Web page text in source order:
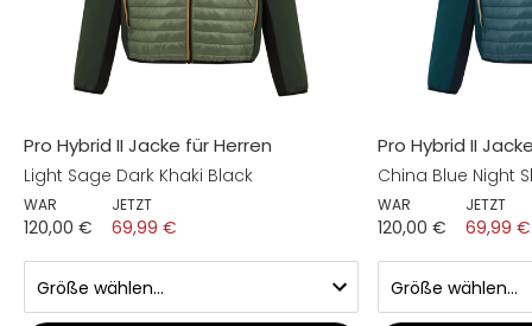
Pro Hybrid II Jacke für Herren
Light Sage Dark Khaki Black
WAR
120,00 €
JETZT
69,99 €
Pro Hybrid II
China Blue Night
WAR
120,00 €
JETZT
69,99 €